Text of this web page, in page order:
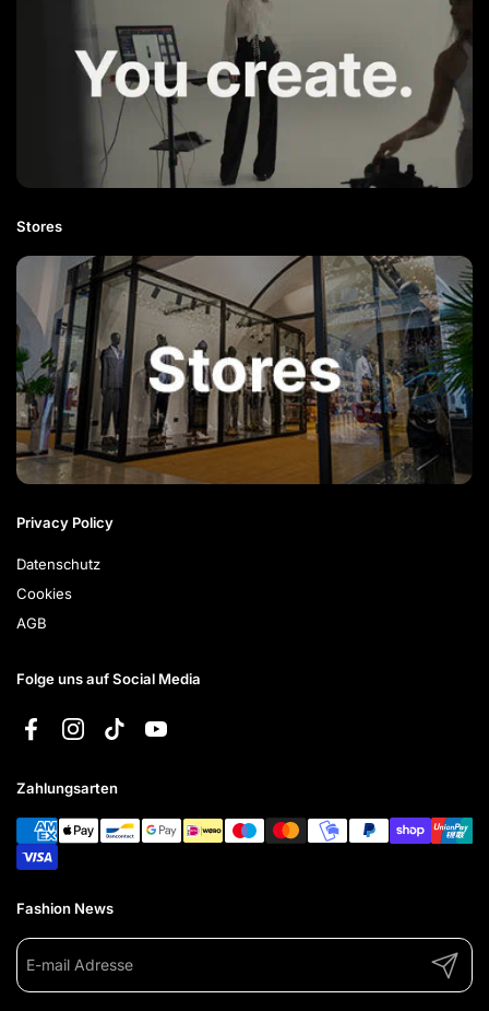
Stores
Privacy Policy
Datenschutz
Cookies
AGB
Folge uns auf Social Media
FacebookInstagramTikTokYouTube
Zahlungsarten
Fashion News